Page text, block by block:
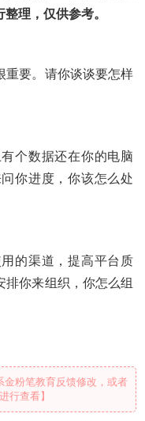
理，仅供参考。
要。请你谈谈要怎样
个数据还在你的电脑
你进度，你该怎么处
的渠道，提高平台质
你来组织，你怎么组
金粉笔教育反馈修改，或者
行查看】